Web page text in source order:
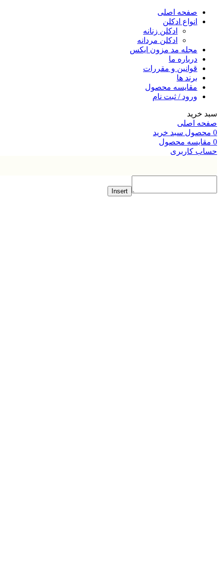
صفحه اصلی
انواع ادکلن
ادکلن زنانه
ادکلن مردانه
مجله مد مزون ایکس
درباره ما
قوانین و مقررات
برند ها
مقایسه محصول
ورود / ثبت نام
اصلی
سبد خرید
محصول
کاربری
Insert